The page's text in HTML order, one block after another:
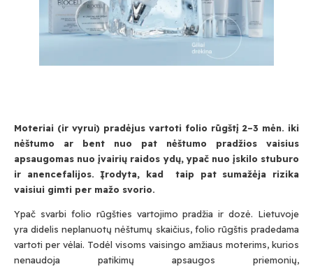
Moteriai (ir vyrui) pradėjus vartoti folio rūgštį 2–3 mėn. iki
nėštumo ar bent nuo pat nėštumo pradžios vaisius
apsaugomas nuo įvairių raidos ydų, ypač nuo įskilo stuburo
ir anencefalijos. Įrodyta, kad taip pat sumažėja rizika
vaisiui gimti per mažo svorio.
Ypač svarbi folio rūgšties vartojimo pradžia ir dozė. Lietuvoje
yra didelis neplanuotų nėštumų skaičius, folio rūgštis pradedama
vartoti per vėlai. Todėl visoms vaisingo amžiaus moterims, kurios
nenaudoja patikimų apsaugos priemonių,